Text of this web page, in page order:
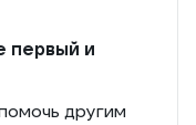
первый и
другим